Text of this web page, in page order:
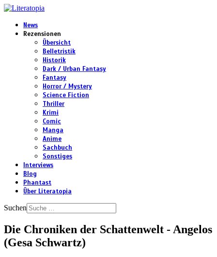
News
Rezensionen
Übersicht
Belletristik
Historik
Dark / Urban Fantasy
Fantasy
Horror / Mystery
Science Fiction
Thriller
Krimi
Comic
Manga
Anime
Sachbuch
Sonstiges
Interviews
Blog
Phantast
Über Literatopia
Suchen
Die Chroniken der Schattenwelt - Angelos
(Gesa Schwartz)